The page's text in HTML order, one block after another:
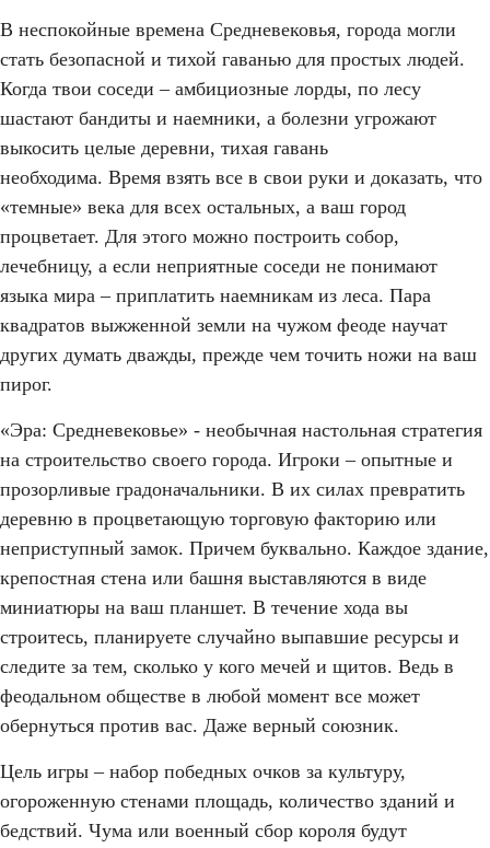
В неспокойные времена Средневековья, города могли
стать безопасной и тихой гаванью для простых людей.
Когда твои соседи – амбициозные лорды, по лесу
шастают бандиты и наемники, а болезни угрожают
выкосить целые деревни, тихая гавань
необходима. Время взять все в свои руки и доказать, что
«темные» века для всех остальных, а ваш город
процветает. Для этого можно построить собор,
лечебницу, а если неприятные соседи не понимают
языка мира – приплатить наемникам из леса. Пара
квадратов выжженной земли на чужом феоде научат
других думать дважды, прежде чем точить ножи на ваш
пирог.
«Эра: Средневековье» - необычная настольная стратегия
на строительство своего города. Игроки – опытные и
прозорливые градоначальники. В их силах превратить
деревню в процветающую торговую факторию или
неприступный замок. Причем буквально. Каждое здание,
крепостная стена или башня выставляются в виде
миниатюры на ваш планшет. В течение хода вы
строитесь, планируете случайно выпавшие ресурсы и
следите за тем, сколько у кого мечей и щитов. Ведь в
феодальном обществе в любой момент все может
обернуться против вас. Даже верный союзник.
Цель игры – набор победных очков за культуру,
огороженную стенами площадь, количество зданий и
бедствий. Чума или военный сбор короля будут